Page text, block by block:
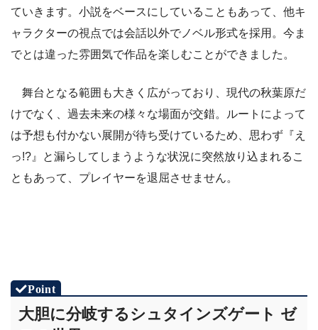
ていきます。小説をベースにしていることもあって、他キ
ャラクターの視点では会話以外でノベル形式を採用。今ま
でとは違った雰囲気で作品を楽しむことができました。
舞台となる範囲も大きく広がっており、現代の秋葉原だ
けでなく、過去未来の様々な場面が交錯。ルートによって
は予想も付かない展開が待ち受けているため、思わず『え
っ!?』と漏らしてしまうような状況に突然放り込まれるこ
ともあって、プレイヤーを退屈させません。
大胆に分岐するシュタインズゲート ゼ